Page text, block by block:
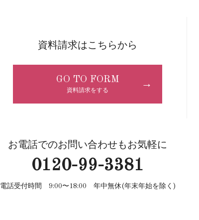
資料請求はこちらから
GO TO FORM
資料請求をする
→
お電話でのお問い合わせもお気軽に
0120-99-3381
電話受付時間 9:00〜18:00 年中無休(年末年始を除く)